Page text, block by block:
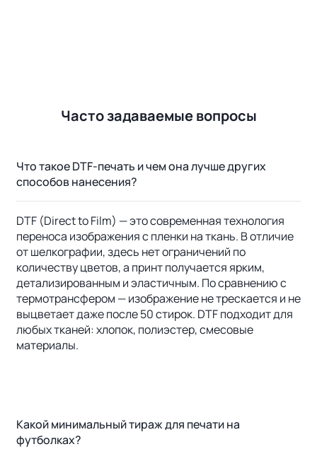
Часто задаваемые вопросы
Что такое DTF-печать и чем она лучше других
способов нанесения?
DTF (Direct to Film) — это современная технология
переноса изображения с пленки на ткань. В отличие
от шелкографии, здесь нет ограничений по
количеству цветов, а принт получается ярким,
детализированным и эластичным. По сравнению с
термотрансфером — изображение не трескается и не
выцветает даже после 50 стирок. DTF подходит для
любых тканей: хлопок, полиэстер, смесовые
материалы.
Какой минимальный тираж для печати на
футболках?